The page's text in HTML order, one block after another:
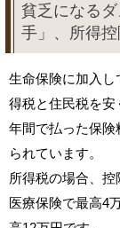
貧乏になる
手」、所得
生命保険に加入
得税と住民税を
年間で払った保
られています。
所得税の場合、
医療保険で最高4